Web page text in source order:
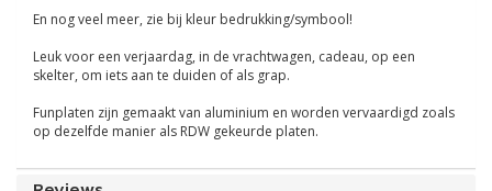
En nog veel meer, zie bij kleur bedrukking/symbool!
Leuk voor een verjaardag, in de vrachtwagen, cadeau, op een
skelter, om iets aan te duiden of als grap.
Funplaten zijn gemaakt van aluminium en worden vervaardigd zoals
op dezelfde manier als RDW gekeurde platen.